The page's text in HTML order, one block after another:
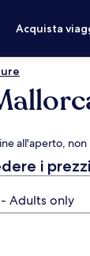
Acquista
all'aperto,
i prezzi